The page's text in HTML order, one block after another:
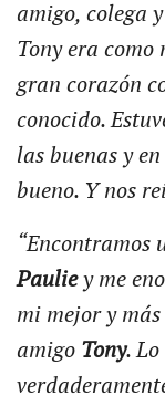
amigo, colega
Tony era
gran corazón
conocido.
las buenas y
bueno. Y nos
“Encontramos
Pauliey me
mi mejor y
amigo Tony.